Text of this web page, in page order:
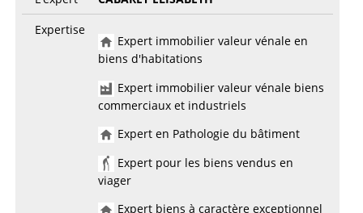
Expertise
Expert immobilier valeur vénale en
biens d'habitations
Expert immobilier valeur vénale biens
commerciaux et industriels
Expert en Pathologie du bâtiment
Expert pour les biens vendus en
viager
Expert biens à caractère exceptionnel